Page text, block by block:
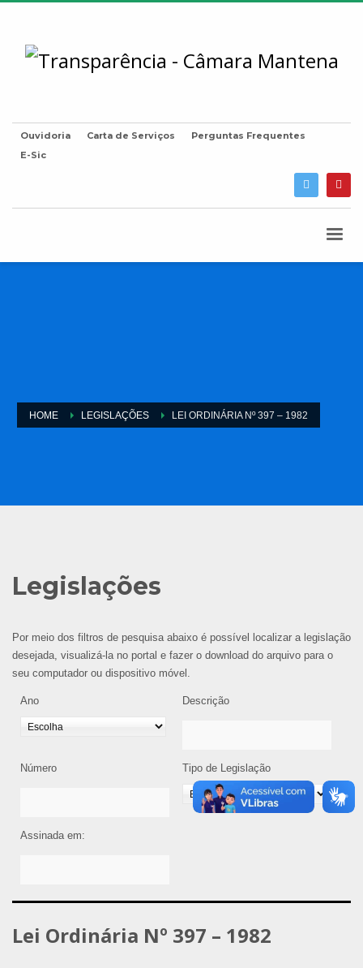
Ouvidoria Carta de Serviços
Perguntas Frequentes
E-Sic
HOME LEGISLAÇÕES LEI ORDINÁRIA Nº 397 – 1982
Legislações
Por meio dos filtros de pesquisa abaixo é possível localizar a legislação
desejada, visualizá-la no portal e fazer o download do arquivo para o
seu computador ou dispositivo móvel.
Ano Descrição
Número Tipo de Legislação
Assinada em:
Lei Ordinária Nº 397 – 1982